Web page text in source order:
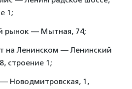
1;
рынок — Мытная, 74;
на Ленинском — Ленинский
строение 1;
Новодмитровская, 1,